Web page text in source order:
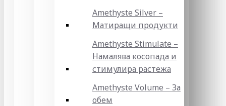
Amethyste Silver –
Матиращи продукти
Amethyste Stimulate –
Намалява косопада и
стимулира растежа
Amethyste Volume – За
обем